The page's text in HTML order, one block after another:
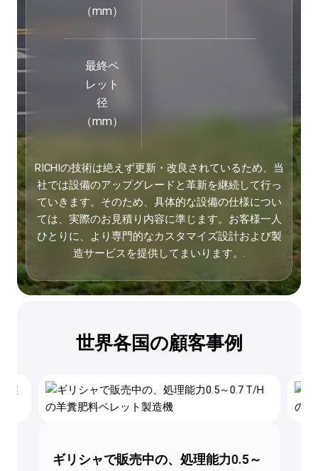
（mm）
最終ペ
レット
径
（mm）
RICHIの技術は絶えず更新・改良されているため、当
社では設備のアップグレードと革新を継続して行っ
ていきます。そのため、具体的な設備の仕様につい
ては、実際のお見積り内容に準じます。お客様一人
ひとりに、より専門的なカスタマイズ設計および製
造サービスを提供してまいります。.
世界各国の顧客事例
ギリシャで販売中の、処理能力0.5～